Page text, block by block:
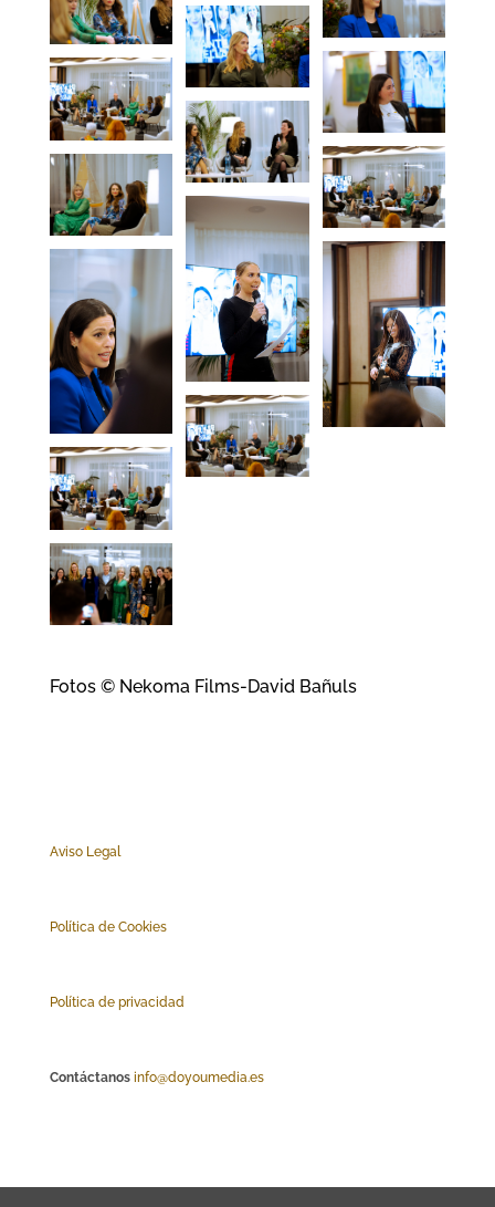
Fotos © Nekoma Films-David Bañuls
Aviso Legal
Política de Cookies
Política de privacidad
Contáctanos info@doyoumedia.es